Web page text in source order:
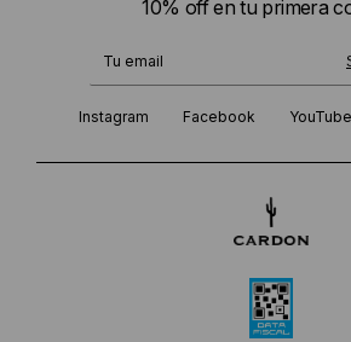
10% off en tu primera
¡Te suscribiste exitosamente!
Instagram Facebook YouTube